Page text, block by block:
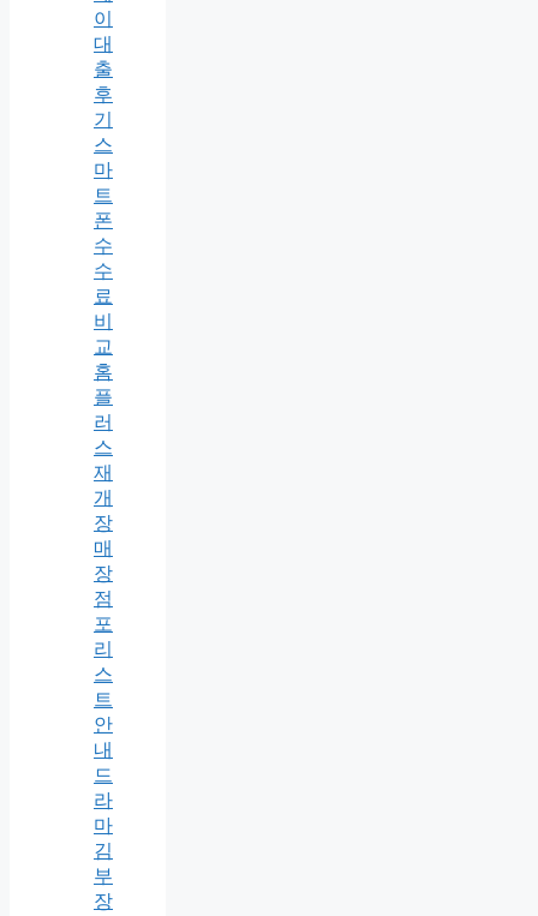
이
대
출
후
기
스
마
트
폰
수
수
료
비
교
홈
플
러
스
재
개
장
매
장
점
포
리
스
트
안
내
드
라
마
김
부
장